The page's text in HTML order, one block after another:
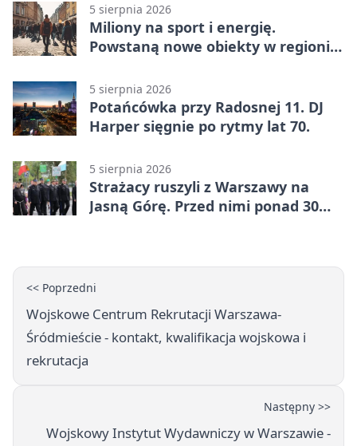
5 sierpnia 2026
Miliony na sport i energię.
Powstaną nowe obiekty w regionie
5 sierpnia 2026
Potańcówka przy Radosnej 11. DJ
Harper sięgnie po rytmy lat 70.
5 sierpnia 2026
Strażacy ruszyli z Warszawy na
Jasną Górę. Przed nimi ponad 30
<< Poprzedni
Wojskowe Centrum Rekrutacji Warszawa-
Śródmieście - kontakt, kwalifikacja wojskowa i
rekrutacja
Następny >>
Wojskowy Instytut Wydawniczy w Warszawie -